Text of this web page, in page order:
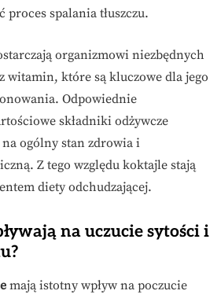
proces spalania tłuszczu.
organizmowi niezbędnych
witamin, które są kluczowe dla jego
Odpowiednie
składniki odżywcze
ogólny stan zdrowia i
Z tego względu koktajle stają
diety odchudzającej.
na uczucie sytości i
mają istotny wpływ na poczucie